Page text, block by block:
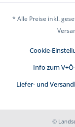
* Alle Preise inkl.
Cookie-
Info zum
Liefer- und
©